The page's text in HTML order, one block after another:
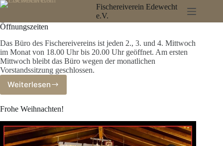
Zum
springen
Fischereiverein Edewecht
e.V.
Öffnungszeiten
Das Büro des Fischereivereins ist jeden 2., 3. und 4. Mittwoch
im Monat von 18.00 Uhr bis 20.00 Uhr geöffnet. Am ersten
Mittwoch bleibt das Büro wegen der monatlichen
Vorstandssitzung geschlossen.
WeiterlesenÖffnungszeiten
Frohe Weihnachten!